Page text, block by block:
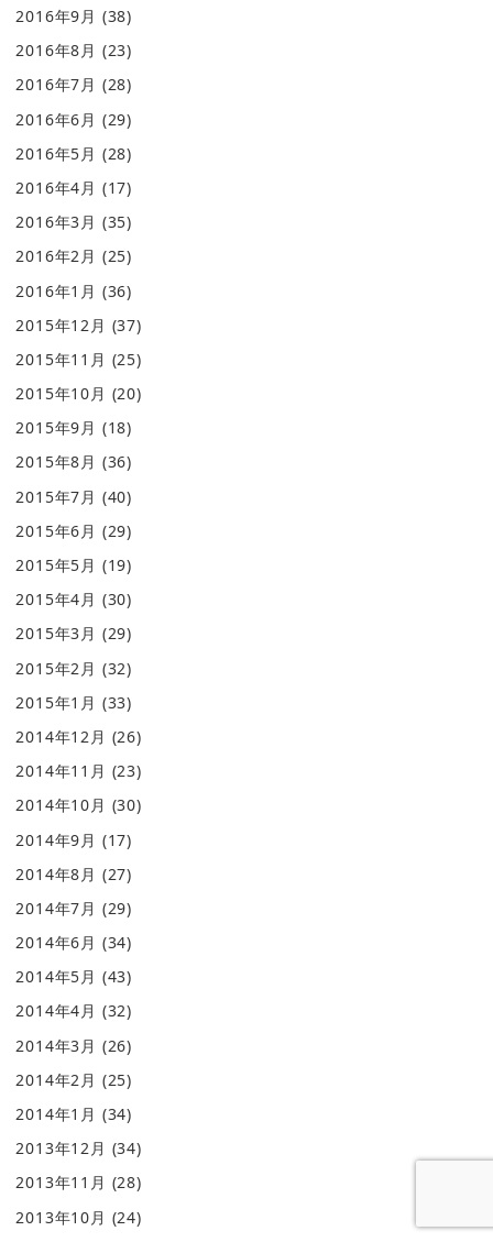
2016年9月 (38)
2016年8月 (23)
2016年7月 (28)
2016年6月 (29)
2016年5月 (28)
2016年4月 (17)
2016年3月 (35)
2016年2月 (25)
2016年1月 (36)
2015年12月 (37)
2015年11月 (25)
2015年10月 (20)
2015年9月 (18)
2015年8月 (36)
2015年7月 (40)
2015年6月 (29)
2015年5月 (19)
2015年4月 (30)
2015年3月 (29)
2015年2月 (32)
2015年1月 (33)
2014年12月 (26)
2014年11月 (23)
2014年10月 (30)
2014年9月 (17)
2014年8月 (27)
2014年7月 (29)
2014年6月 (34)
2014年5月 (43)
2014年4月 (32)
2014年3月 (26)
2014年2月 (25)
2014年1月 (34)
2013年12月 (34)
2013年11月 (28)
2013年10月 (24)